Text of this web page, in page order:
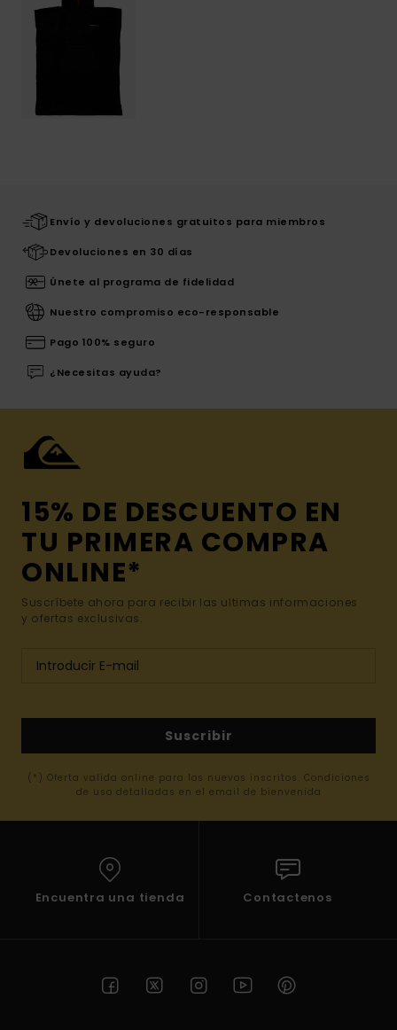
Envío y devoluciones gratuitos para miembros
Devoluciones en 30 días
Únete al programa de fidelidad
Nuestro compromiso eco-responsable
Pago 100% seguro
¿Necesitas ayuda?
15% DE DESCUENTO EN
TU PRIMERA COMPRA
ONLINE*
Suscríbete ahora para recibir las ultimas informaciones
y ofertas exclusivas.
Suscribir
(*) Oferta valida online para los nuevos inscritos. Condiciones
de uso detalladas en el email de bienvenida
Encuentra una tienda Contactenos